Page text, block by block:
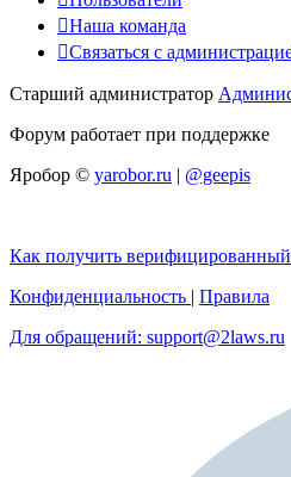
Наша команда
Связаться с
Старший администратор
Форум работает при поддержке
Яробор © yarobor.ru | @geepis
Как получить
Конфиденциальность | Правила
Для обращений: support@2laws.ru